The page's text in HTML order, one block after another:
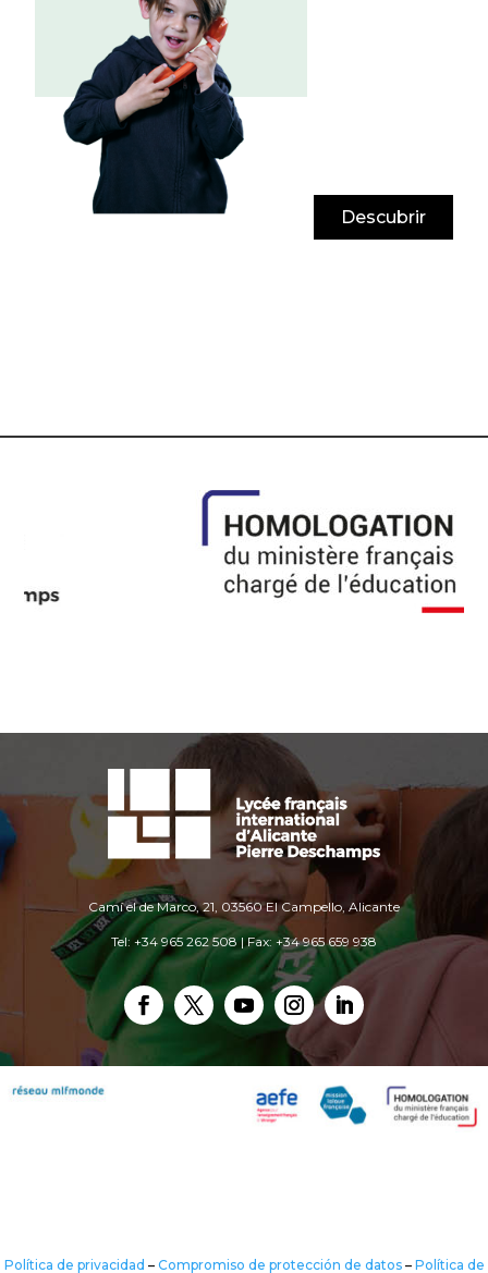
Descubrir
Camí el de Marco, 21, 03560 El Campello, Alicante
Tel: +34 965 262 508 | Fax: +34 965 659 938
Política de privacidad – Compromiso de protección de datos– Política de